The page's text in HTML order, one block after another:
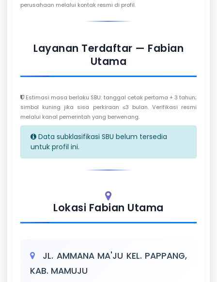
perusahaan melalui kontak resmi di profil.
Layanan Terdaftar — Fabian
Utama
Estimasi masa berlaku SBU: tanggal cetak pertama + 3 tahun;
simbol kuning jika sisa perkiraan ≤3 bulan. Verifikasi resmi
melalui kanal pemerintah yang berwenang.
Data subklasifikasi SBU belum tersedia
untuk profil ini.
Lokasi Fabian Utama
JL. AMMANA MA'JU KEL. PAPPANG,
KAB. MAMUJU